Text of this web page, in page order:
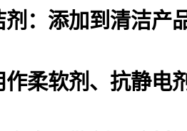
剂：添加到清洁产
柔软剂、抗静电